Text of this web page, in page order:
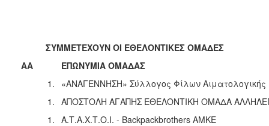
ΣΥΜΜΕΤΕΧΟΥΝ ΟΙ ΕΘΕΛΟΝΤΙΚΕΣ ΟΜΑΔΕΣ
ΑΑ
ΕΠΩΝΥΜΙΑ ΟΜΑΔΑΣ
«ΑΝΑΓΕΝΝΗΣΗ» Σύλλογος Φίλων Αιματολογικής
ΑΠΟΣΤΟΛΗ ΑΓΑΠΗΣ ΕΘΕΛΟΝΤΙΚΗ ΟΜΑΔΑ
Α.Τ.Α.Χ.Τ.Ο.Ι. - Backpackbrothers ΑΜΚΕ